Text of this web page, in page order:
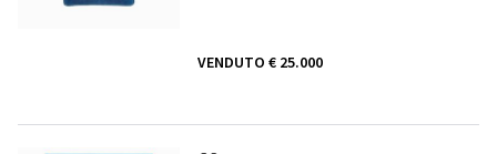
VENDUTO € 25.000